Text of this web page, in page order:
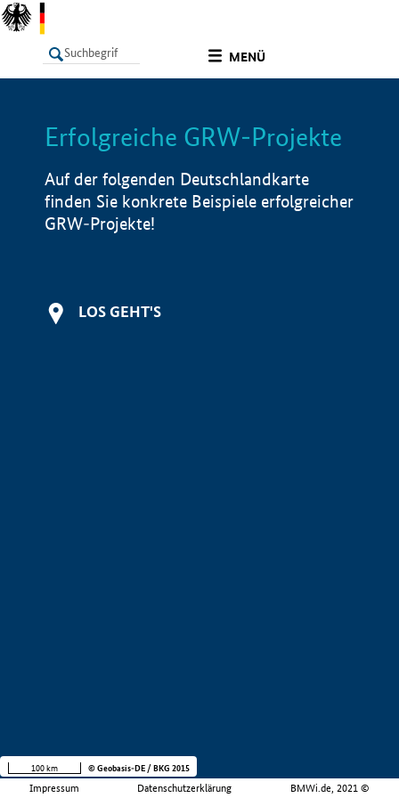
MENÜ
LISTE Info
Erfolgreiche GRW-Projekte
Auf der folgenden Deutschlandkarte
finden Sie konkrete Beispiele erfolgreicher
GRW-Projekte!
LOS GEHT'S
Impressum Datenschutzerklärung BMWi.de, 2021 ©
100 km © Geobasis-DE / BKG 2015